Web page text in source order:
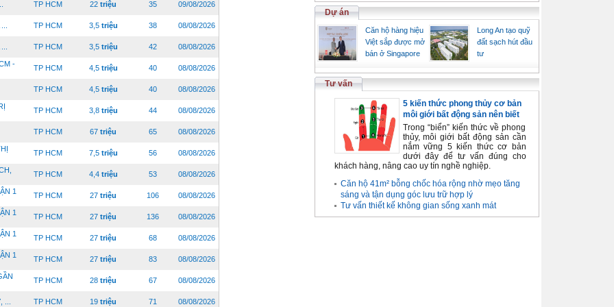
TP HCM 22 triệu 35 09/08/2026
TP HCM 3,5 triệu 38 08/08/2026
TP HCM 3,5 triệu 42 08/08/2026
- TP HCM 4,5 triệu 40 08/08/2026
TP HCM 4,5 triệu 40 08/08/2026
TP HCM 3,8 triệu 44 08/08/2026
TP HCM 67 triệu 65 08/08/2026
TP HCM 7,5 triệu 56 08/08/2026
TP HCM 4,4 triệu 53 08/08/2026
1 TP HCM 27 triệu 106 08/08/2026
1 TP HCM 27 triệu 136 08/08/2026
1 TP HCM 27 triệu 68 08/08/2026
1 TP HCM 27 triệu 83 08/08/2026
TP HCM 28 triệu 67 08/08/2026
TP HCM 19 triệu 71 08/08/2026
Dự án
Căn hộ hàng hiệu
Việt sắp được mở
bán ở Singapore
Long An tạo quỹ
đất sạch hút đầu
tư
Tư vấn
5 kiến thức phong thủy cơ bản
môi giới bất động sản nên biết
Trong “biển” kiến thức về phong
thủy, môi giới bất động sản cần
nắm vững 5 kiến thức cơ bản
dưới đây để tư vấn đúng cho
khách hàng, nâng cao uy tín nghề nghiệp.
Căn hộ 41m² bỗng chốc hóa rộng nhờ mẹo tăng
sáng và tận dụng góc lưu trữ hợp lý
Tư vấn thiết kế không gian sống xanh mát